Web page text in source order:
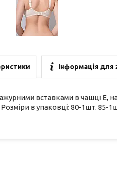
Інформація для
вставками в чашці Е,
в упаковці: 80-1шт. 85-